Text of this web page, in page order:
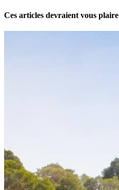
Ces articles devraient vous plaire